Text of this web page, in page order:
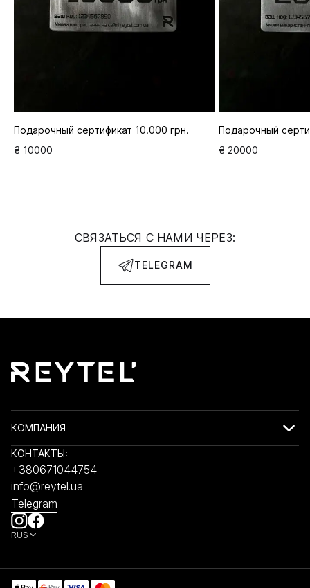
Подарочный сертификат 10.000 грн.
₴ 10000
Подарочный
₴ 20000
СВЯЗАТЬСЯ С НАМИ ЧЕРЕЗ:
TELEGRAM
КОМПАНИЯ
КОНТАКТЫ:
+380671044754
info@reytel.ua
Telegram
RUS